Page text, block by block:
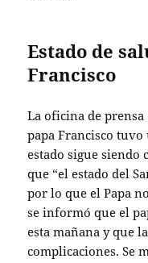
Estado de
Francisco
La oficina de
papa Francisco
estado sigue siendo
que “el estado del
por lo que el Papa
se informó que el
esta mañana y que
complicaciones. Se